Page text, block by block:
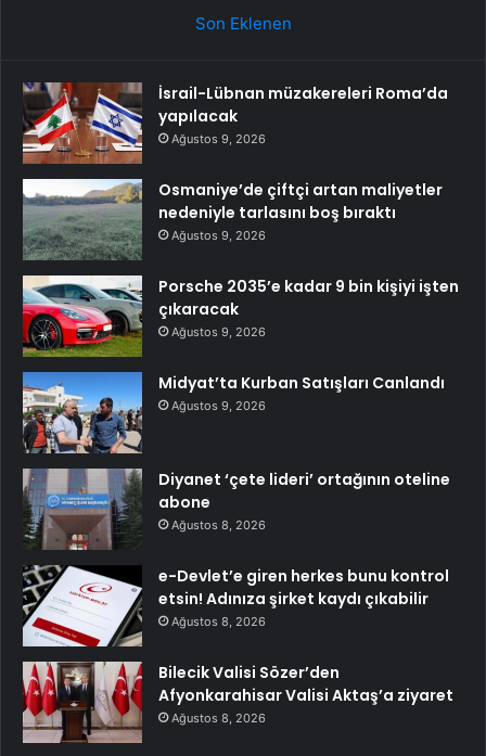
Son Eklenen
İsrail-Lübnan müzakereleri Roma’da
yapılacak
Ağustos 9, 2026
Osmaniye’de çiftçi artan maliyetler
nedeniyle tarlasını boş bıraktı
Ağustos 9, 2026
Porsche 2035’e kadar 9 bin kişiyi işten
çıkaracak
Ağustos 9, 2026
Midyat’ta Kurban Satışları Canlandı
Ağustos 9, 2026
Diyanet ‘çete lideri’ ortağının oteline
abone
Ağustos 8, 2026
e-Devlet’e giren herkes bunu kontrol
etsin! Adınıza şirket kaydı çıkabilir
Ağustos 8, 2026
Bilecik Valisi Sözer’den
Afyonkarahisar Valisi Aktaş’a ziyaret
Ağustos 8, 2026